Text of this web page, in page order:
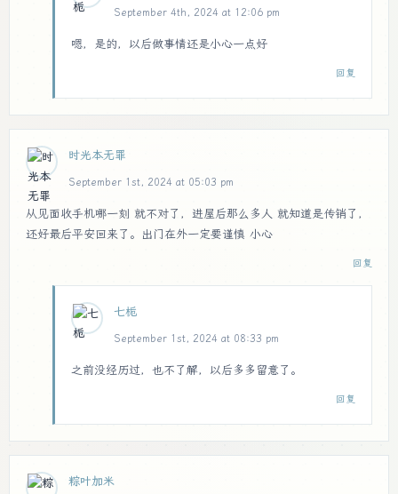
September 4th, 2024 at 12:06 pm
嗯，是的，以后做事情还是小心一点好
回复
时光本无罪
September 1st, 2024 at 05:03 pm
从见面收手机哪一刻 就不对了，进屋后那么多人 就知道是传销了，
还好最后平安回来了。出门在外一定要谨慎 小心
回复
七栀
September 1st, 2024 at 08:33 pm
之前没经历过，也不了解，以后多多留意了。
回复
粽叶加米